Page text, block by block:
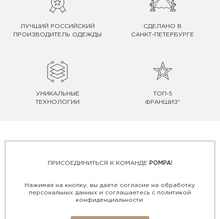
ЛУЧШИЙ РОССИЙСКИЙ
ПРОИЗВОДИТЕЛЬ ОДЕЖДЫ
СДЕЛАНО В
САНКТ-ПЕТЕРБУРГЕ
УНИКАЛЬНЫЕ
ТЕХНОЛОГИИ
ТОП-5
ФРАНШИЗ*
ПРИСОЕДИНИТЬСЯ К КОМАНДЕ POMPA!
Нажимая на кнопку, вы даете согласие на обработку
персональных данных и соглашаетесь с политикой
конфиденциальности.